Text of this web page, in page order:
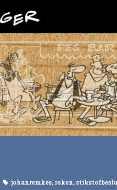
johanremkes, roken,